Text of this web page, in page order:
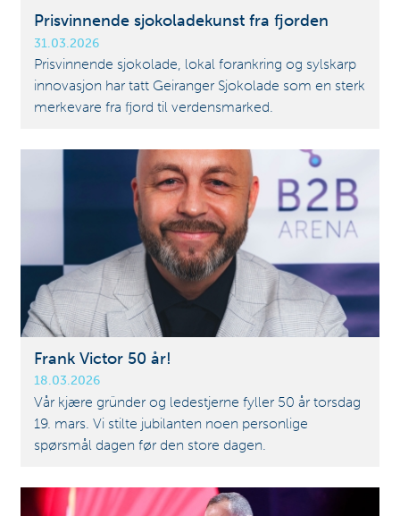
Prisvinnende sjokoladekunst fra fjorden
31.03.2026
Prisvinnende sjokolade, lokal forankring og sylskarp
innovasjon har tatt Geiranger Sjokolade som en sterk
merkevare fra fjord til verdensmarked.
Frank Victor 50 år!
18.03.2026
Vår kjære gründer og ledestjerne fyller 50 år torsdag
19. mars. Vi stilte jubilanten noen personlige
spørsmål dagen før den store dagen.